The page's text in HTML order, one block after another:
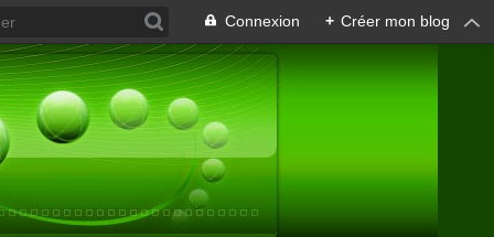
Connexion + Créer mon blog